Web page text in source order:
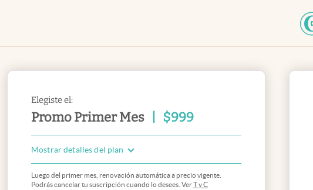
Elegiste el:
Promo Primer Mes $999
Mostrar detalles del plan
Luego del primer mes, renovación automática a precio vigente.
Podrás cancelar tu suscripción cuando lo desees. VerT y C